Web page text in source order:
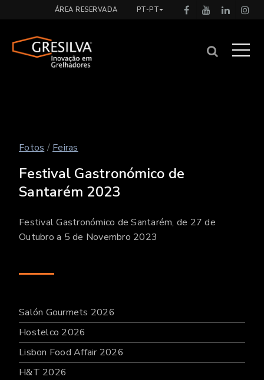
ÁREA RESERVADA PT-PT
Fotos / Feiras
Festival Gastronómico de
Santarém 2023
Festival Gastronómico de Santarém, de 27 de
Outubro a 5 de Novembro 2023
Salón Gourmets 2026
Hostelco 2026
Lisbon Food Affair 2026
H&T 2026